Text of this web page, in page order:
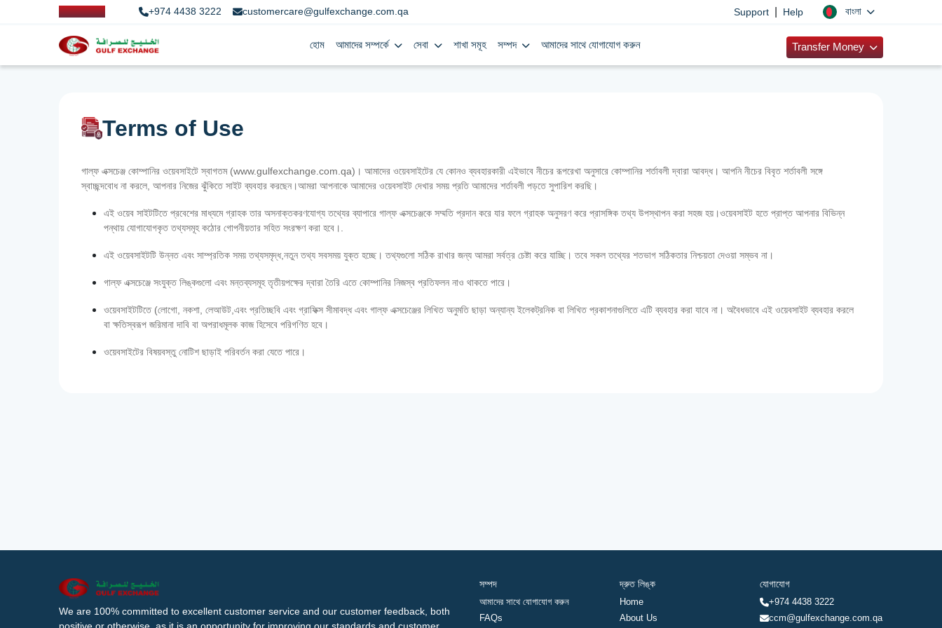
+974 4438 3222 customercare@gulfexchange.com.qa Support Help বাংলা
হোম আমাদের সম্পর্কে সেবা শাখা সমূহ সম্পদ আমাদের সাথে যোগাযোগ করুন Transfer Money
Terms of Use
গাল্ফ এক্সচেঞ্জ কোম্পানির ওয়েবসাইটে স্বাগতম (www.gulfexchange.com.qa)। আমাদের ওয়েবসাইটের যে কোনও ব্যবহারকারী এইভাবে নীচের রূপরেখা অনুসারে কোম্পানির শর্তাবলী দ্বারা আবদ্ধ। আপনি নীচের বিবৃত শর্তাবলী সঙ্গে
স্বাচ্ছন্দবোধ না করলে, আপনার নিজের ঝুঁকিতে সাইট ব্যবহার করছেন।আমরা আপনাকে আমাদের ওয়েবসাইট দেখার সময় প্রতি আমাদের শর্তাবলী পড়তে সুপারিশ করছি।
এই ওয়েব সাইটটিতে প্রবেশের মাধ্যমে গ্রাহক তার অসনাক্তকরণযোগ্য তথ্যের ব্যাপারে গাল্‌ফ এক্সচেঞ্জকে সম্মতি প্রদান করে যার ফলে গ্রাহক অনুসরণ করে প্রাসঙ্গিক তথ্য উপস্থাপন করা সহজ হয়।ওয়েবসাইট হতে প্রাপ্ত আপনার বিভিন্ন
পন্থায় যোগাযোগকৃত তথ্যসমূহ কঠোর গোপনীয়তার সহিত সংরক্ষণ করা হবে।.
এই ওয়েবসাইটটি উন্নত এবং সাম্প্রতিক সময় তথ্যসমৃদ্ধ,নতুন তথ্য সবসময় যুক্ত হচ্ছে। তথ্যগুলো সঠিক রাখার জন্য আমরা সর্বত্র চেষ্টা করে যাচ্ছি। তবে সকল তথ্যের শতভাগ সঠিকতার নিশ্চয়তা দেওয়া সম্ভব না।
গাল্‌ফ এক্সচেঞ্জে সংযুক্ত লিঙ্কগুলো এবং মন্তব্যসমূহ তৃতীয়পক্ষের দ্বারা তৈরি এতে কোম্পানির নিজস্ব প্রতিফলন নাও থাকতে পারে।
ওয়েবসাইটটিতে (লোগো, নকশা, লেআউট,এবং প্রতিচ্ছবি এবং গ্রাফিক্স সীমাবদ্ধ এবং গাল্‌ফ এক্সচেঞ্জের লিখিত অনুমতি ছাড়া অন্যান্য ইলেকট্রনিক বা লিখিত প্রকাশনাগুলিতে এটি ব্যবহার করা যাবে না। অবৈধভাবে এই ওয়েবসাইট ব্যবহার করলে
বা ক্ষতিস্বরূপ জরিমানা দাবি বা অপরাধমূলক কাজ হিসেবে পরিগণিত হবে।
ওয়েবসাইটের বিষয়বস্তু নোটিশ ছাড়াই পরিবর্তন করা যেতে পারে।
We are 100% committed to excellent customer service and our customer feedback, both
সম্পদ
আমাদের সাথে যোগাযোগ করুন
FAQs
দ্রুত লিঙ্ক
Home
About Us
যোগাযোগ
+974 4438 3222
ccm@gulfexchange.com.qa